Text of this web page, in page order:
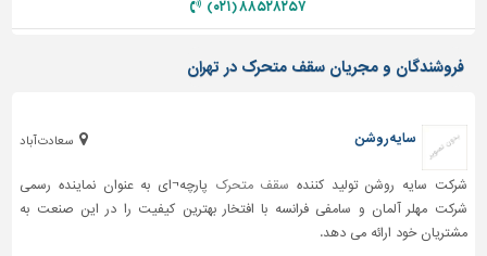
تاسیسات
ساختمان
و
سایر
۸۸۵۲۸۲۵۷ (۰۲۱)
فروشندگان و مجریان سقف متحرک در تهران
سعادت آباد سایه روشن
شرکت سایه روشن تولید کننده سقف متحرک پارچه¬ای به عنوان نماینده رسمی
شرکت مهلر آلمان و سامفی فرانسه با افتخار بهترین کیفیت را در این صنعت به
مشتریان خود ارائه می دهد.